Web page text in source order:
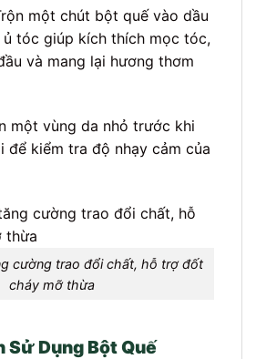
một chút bột quế vào dầu
tóc giúp kích thích mọc tóc,
và mang lại hương thơm
một vùng da nhỏ trước khi
để kiểm tra độ nhạy cảm của
cường trao đổi chất, hỗ trợ đốt
cháy mỡ thừa
Sử Dụng Bột Quế